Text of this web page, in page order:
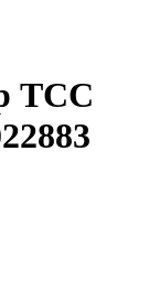
ТСС